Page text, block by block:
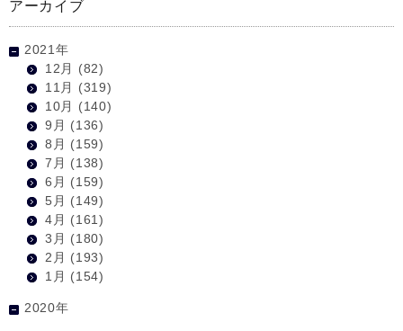
アーカイブ
2021年
12月
(82)
11月
(319)
10月
(140)
9月 (136)
8月 (159)
7月 (138)
6月 (159)
5月 (149)
4月 (161)
3月 (180)
2月 (193)
1月 (154)
2020年